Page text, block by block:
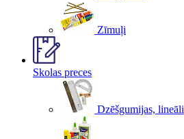
Zīmuļi
Skolas preces
Dzēšgumijas, lineāli